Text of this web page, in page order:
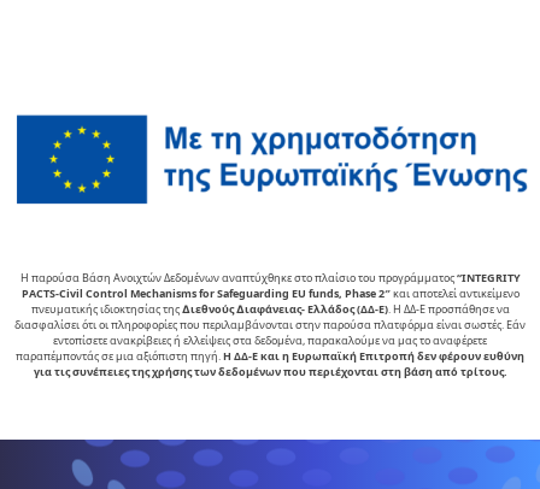
Η παρούσα Βάση Ανοιχτών Δεδομένων αναπτύχθηκε στο πλαίσιο του προγράμματος“INTEGRITY
PACTS-Civil Control Mechanisms for Safeguarding EU funds, Phase 2″και αποτελεί αντικείµενο
πνευµατικής ιδιοκτησίας της∆ιεθνούς ∆ιαφάνειας- Ελλάδος (ΔΔ-Ε). Η ΔΔ-Ε προσπάθησε να
διασφαλίσει ότι οι πληροφορίες που περιλαμβάνονται στην παρούσα πλατφόρμα είναι σωστές. Εάν
εντοπίσετε ανακρίβειες ή ελλείψεις στα δεδομένα, παρακαλούμε να μας το αναφέρετε
παραπέμποντάς σε μια αξιόπιστη πηγή.Η ΔΔ-Ε και η Ευρωπαϊκή Επιτροπή δεν φέρουν ευθύνη
για τις συνέπειες της χρήσης των δεδομένων που περιέχονται στη βάση από τρίτους.